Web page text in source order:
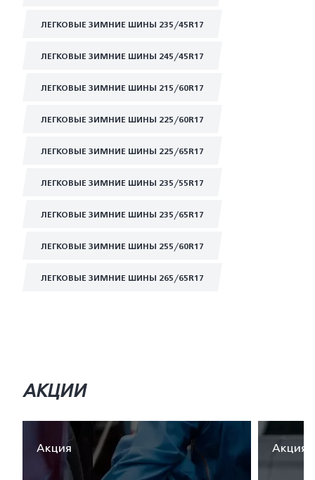
ЛЕГКОВЫЕ ЗИМНИЕ ШИНЫ 235/45R17
ЛЕГКОВЫЕ ЗИМНИЕ ШИНЫ 245/45R17
ЛЕГКОВЫЕ ЗИМНИЕ ШИНЫ 215/60R17
ЛЕГКОВЫЕ ЗИМНИЕ ШИНЫ 225/60R17
ЛЕГКОВЫЕ ЗИМНИЕ ШИНЫ 225/65R17
ЛЕГКОВЫЕ ЗИМНИЕ ШИНЫ 235/55R17
ЛЕГКОВЫЕ ЗИМНИЕ ШИНЫ 235/65R17
ЛЕГКОВЫЕ ЗИМНИЕ ШИНЫ 255/60R17
ЛЕГКОВЫЕ ЗИМНИЕ ШИНЫ 265/65R17
АКЦИИ
Акция Акция